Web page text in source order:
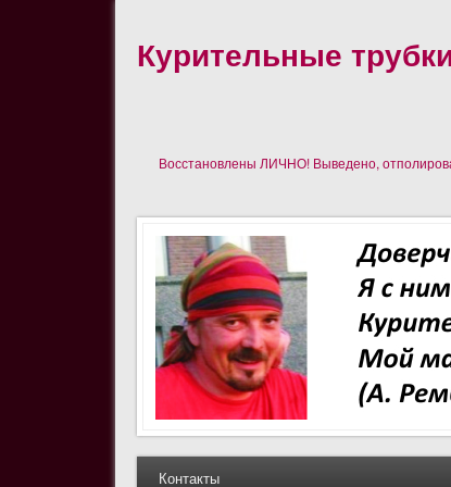
Курительные
Восстановлены ЛИЧНО! Выведено,
Контакты